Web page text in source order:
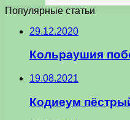
Популярные статьи
29.12.2020
Кольраушия
19.08.2021
Кодиеум